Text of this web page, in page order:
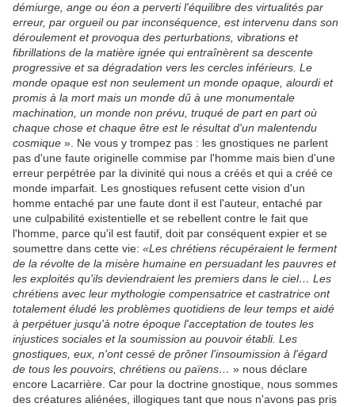
démiurge, ange ou éon a perverti l'équilibre des virtualités par
erreur, par orgueil ou par inconséquence, est intervenu dans son
déroulement et provoqua des perturbations, vibrations et
fibrillations de la matière ignée qui entraînèrent sa descente
progressive et sa dégradation vers les cercles inférieurs. Le
monde opaque est non seulement un monde opaque, alourdi et
promis à la mort mais un monde dû à une monumentale
machination, un monde non prévu, truqué de part en part où
chaque chose et chaque être est le résultat d'un malentendu
cosmique ». Ne vous y trompez pas : les gnostiques ne parlent
pas d'une faute originelle commise par l'homme mais bien d'une
erreur perpétrée par la divinité qui nous a créés et qui a créé ce
monde imparfait. Les gnostiques refusent cette vision d'un
homme entaché par une faute dont il est l'auteur, entaché par
une culpabilité existentielle et se rebellent contre le fait que
l'homme, parce qu'il est fautif, doit par conséquent expier et se
soumettre dans cette vie: «Les chrétiens récupéraient le ferment
de la révolte de la misère humaine en persuadant les pauvres et
les exploités qu'ils deviendraient les premiers dans le ciel… Les
chrétiens avec leur mythologie compensatrice et castratrice ont
totalement éludé les problèmes quotidiens de leur temps et aidé
à perpétuer jusqu'à notre époque l'acceptation de toutes les
injustices sociales et la soumission au pouvoir établi. Les
gnostiques, eux, n'ont cessé de prôner l'insoumission à l'égard
de tous les pouvoirs, chrétiens ou païens… » nous déclare
encore Lacarrière. Car pour la doctrine gnostique, nous sommes
des créatures aliénées, illogiques tant que nous n'avons pas pris